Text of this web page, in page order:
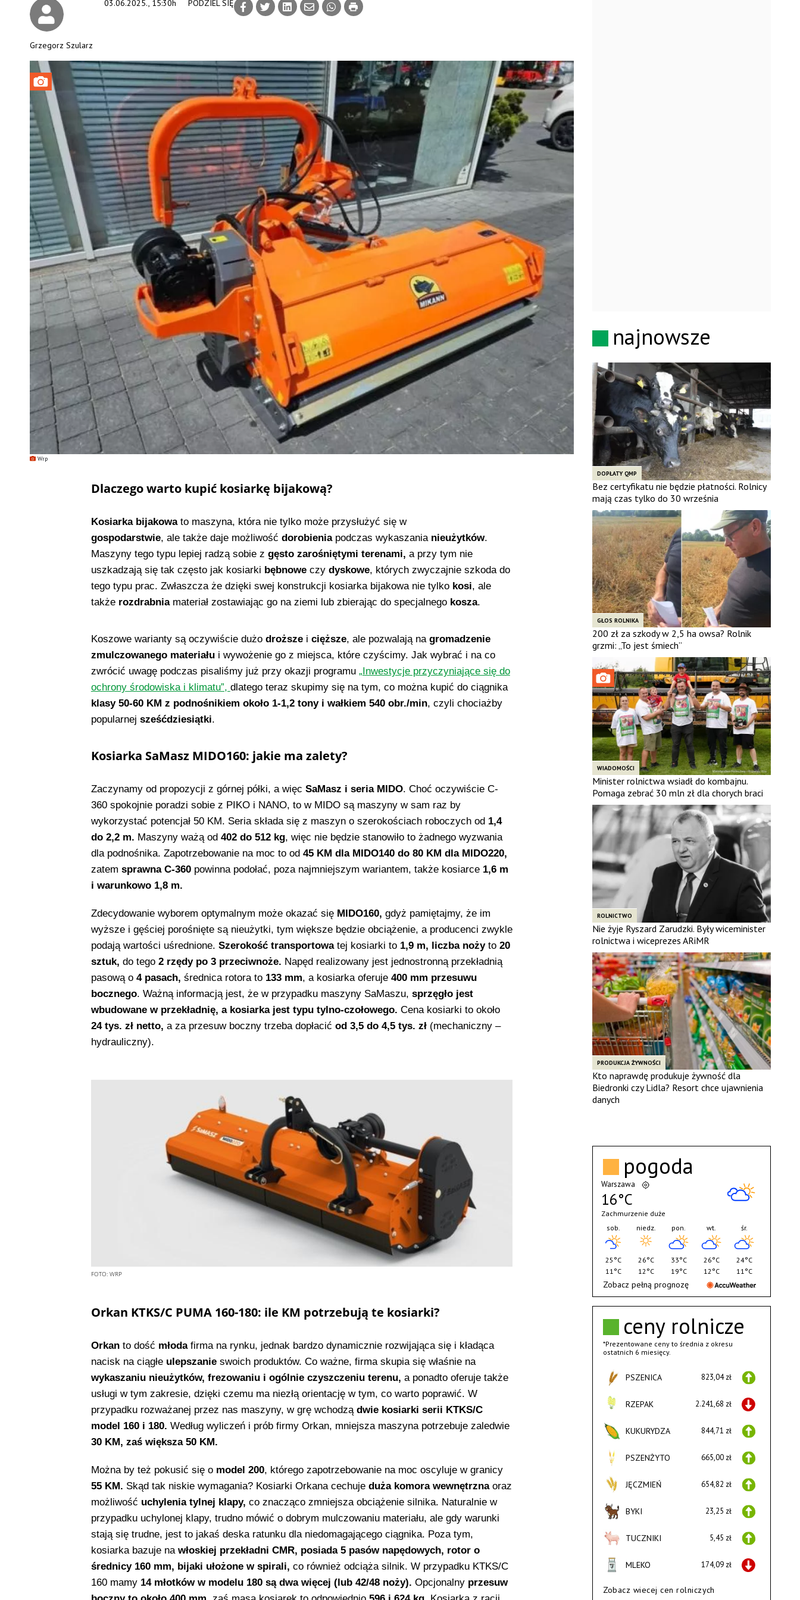
Wrp
03.06.2025., 15:30h
Grzegorz Szularz
PODZIEL SIĘ
Dlaczego warto kupić kosiarkę bijakową?
Kosiarka bijakowato maszyna, która nie tylko może przysłużyć się w
gospodarstwie, ale także daje możliwość dorobienia podczas wykaszania nieużytków.
Maszyny tego typu lepiej radzą sobie z gęsto zarośniętymi terenami, a przy tym nie
uszkadzają się tak często jak kosiarki bębnowe czy dyskowe, których zwyczajnie szkoda do
tego typu prac. Zwłaszcza że dzięki swej konstrukcji kosiarka bijakowa nie tylko kosi, ale
także rozdrabnia materiał zostawiając go na ziemi lub zbierając do specjalnego kosza.
Koszowe warianty są oczywiście dużo droższe i cięższe, ale pozwalają nagromadzenie
zmulczowanego materiałui wywożenie go z miejsca, które czyścimy. Jak wybrać i na co
zwrócić uwagę podczas pisaliśmy już przy okazji programu „Inwestycje przyczyniające się do
ochrony środowiska i klimatu”, dlatego teraz skupimy się na tym, co można kupić do ciągnika
klasy 50-60 KM z podnośnikiem około 1-1,2 tony i wałkiem 540 obr./min, czyli chociażby
popularnej sześćdziesiątki.
Kosiarka SaMasz MIDO160: jakie ma zalety?
Zaczynamy od propozycji z górnej półki, a więc SaMasz i seria MIDO. Choć oczywiście C-
360 spokojnie poradzi sobie z PIKO i NANO, to w MIDO są maszyny w sam raz by
wykorzystać potencjał 50 KM. Seria składa się z maszyn o szerokościach roboczych od 1,4
do 2,2 m. Maszyny ważą od402 do 512 kg, więc nie będzie stanowiło to żadnego wyzwania
dla podnośnika. Zapotrzebowanie na moc to od 45 KM dla MIDO140 do 80 KM dla MIDO220,
zatem sprawna C-360powinna podołać, poza najmniejszym wariantem, także kosiarce 1,6 m
i warunkowo 1,8 m.
Zdecydowanie wyborem optymalnym może okazać sięMIDO160, gdyż pamiętajmy, że im
wyższe i gęściej porośnięte są nieużytki, tym większe będzie obciążenie, a producenci zwykle
podają wartości uśrednione. Szerokość transportowa tej kosiarki to1,9 m, liczba nożyto20
sztuk, do tego 2 rzędy po 3 przeciwnoże. Napęd realizowany jest jednostronną przekładnią
pasową o 4 pasach, średnica rotora to133 mm, a kosiarka oferuje400 mm przesuwu
bocznego. Ważną informacją jest, że w przypadku maszyny SaMaszu, sprzęgło jest
wbudowane w przekładnię, a kosiarka jest typu tylno-czołowego. Cena kosiarki to około
24 tys. zł netto, a za przesuw boczny trzeba dopłacić od 3,5 do 4,5 tys. zł (mechaniczny –
hydrauliczny).
FOTO: WRP
Orkan KTKS/C PUMA 160-180: ile KM potrzebują te kosiarki?
Orkan to dość młoda firma na rynku, jednak bardzo dynamicznie rozwijająca się i kładąca
nacisk na ciągłe ulepszanieswoich produktów. Co ważne, firma skupia się właśnie na
wykaszaniu nieużytków, frezowaniu i ogólnie czyszczeniu terenu, a ponadto oferuje także
usługi w tym zakresie, dzięki czemu ma niezłą orientację w tym, co warto poprawić. W
przypadku rozważanej przez nas maszyny, w grę wchodzą dwie kosiarki serii KTKS/C
model 160 i 180. Według wyliczeń i prób firmy Orkan, mniejsza maszyna potrzebuje zaledwie
30 KM, zaś większa 50 KM.
Można by też pokusić się omodel 200, którego zapotrzebowanie na moc oscyluje w granicy
55 KM. Skąd tak niskie wymagania? Kosiarki Orkana cechujeduża komora wewnętrzna oraz
możliwość uchylenia tylnej klapy, co znacząco zmniejsza obciążenie silnika. Naturalnie w
przypadku uchylonej klapy, trudno mówić o dobrym mulczowaniu materiału, ale gdy warunki
stają się trudne, jest to jakaś deska ratunku dla niedomagającego ciągnika. Poza tym,
kosiarka bazuje na włoskiej przekładni CMR, posiada 5 pasów napędowych, rotor o
średnicy 160 mm, bijaki ułożone w spirali, co również odciąża silnik. W przypadku KTKS/C
160 mamy 14 młotków w modelu 180 są dwa więcej (lub 42/48 noży). Opcjonalnyprzesuw
najnowsze
DOPŁATY QMP
Bez certyfikatu nie będzie płatności. Rolnicy
mają czas tylko do 30 września
GŁOS ROLNIKA
200 zł za szkody w 2,5 ha owsa? Rolnik
grzmi: „To jest śmiech”
WIADOMOŚCI
Minister rolnictwa wsiadł do kombajnu.
Pomaga zebrać 30 mln zł dla chorych braci
ROLNICTWO
Nie żyje Ryszard Zarudzki. Były wiceminister
rolnictwa i wiceprezes ARiMR
PRODUKCJA ŻYWNOŚCI
Kto naprawdę produkuje żywność dla
Biedronki czy Lidla? Resort chce ujawnienia
danych
ceny rolnicze
*Prezentowane ceny to średnia z okresu
ostatnich 6 miesięcy.
PSZENICA 823,04 zł
RZEPAK 2.241,68 zł
KUKURYDZA 844,71 zł
PSZENŻYTO 665,00 zł
JĘCZMIEŃ 654,82 zł
BYKI 23,25 zł
TUCZNIKI 5,45 zł
MLEKO 174,09 zł
Zobacz wiecej cen rolniczych
pogoda
Warszawa
16°C
Zachmurzenie duże
sob.
25°C
11°C
niedz.
26°C
12°C
pon.
33°C
19°C
wt.
26°C
12°C
śr.
24°C
11°C
Zobacz pełną prognozę